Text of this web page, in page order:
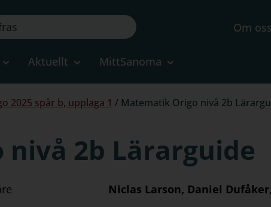
Om oss
Aktuellt MittSanoma
2025 spår b, upplaga 1 / Matematik Origo nivå 2b
2b Lärarguide
Niclas Larson, Daniel